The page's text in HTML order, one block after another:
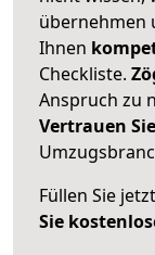
übernehmen
Ihnen
Checkliste.
Anspruch zu
Vertrauen
Füllen Sie
Sie